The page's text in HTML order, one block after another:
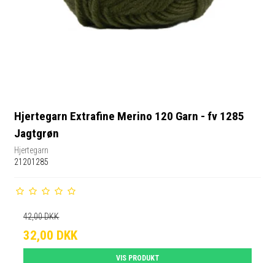
Hjertegarn Extrafine Merino 120 Garn - fv 1285
Jagtgrøn
Hjertegarn
21201285
42,00 DKK
32,00 DKK
VIS PRODUKT